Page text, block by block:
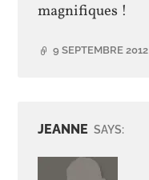
magnifiques !
9 SEPTEMBRE 2012
JEANNE SAYS: